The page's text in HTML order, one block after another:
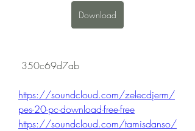
Download
350c69d7ab
https://soundcloud.com/zelecdjerm/
pes-20-pc-download-free-free
https://soundcloud.com/tamisdanso/